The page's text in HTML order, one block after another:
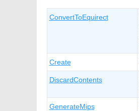
ConvertToEquirect
Create
DiscardContents
GenerateMips